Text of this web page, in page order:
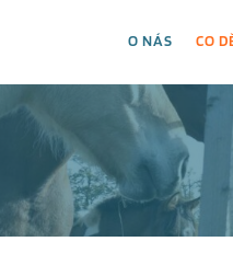
O NÁS CO